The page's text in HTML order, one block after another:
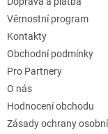
Věrnostní program
Kontakty
Obchodní podmínky
Pro Partnery
O nás
Hodnocení obchodu
Zásady ochrany